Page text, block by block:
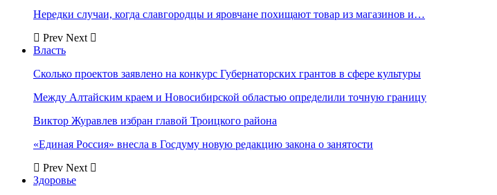
Нередки случаи, когда славгородцы и яровчане похищают товар из магазинов и…
Prev Next
Власть
Сколько проектов заявлено на конкурс Губернаторских грантов в сфере культуры
Между Алтайским краем и Новосибирской областью определили точную границу
Виктор Журавлев избран главой Троицкого района
«Единая Россия» внесла в Госдуму новую редакцию закона о занятости
Prev Next
Здоровье